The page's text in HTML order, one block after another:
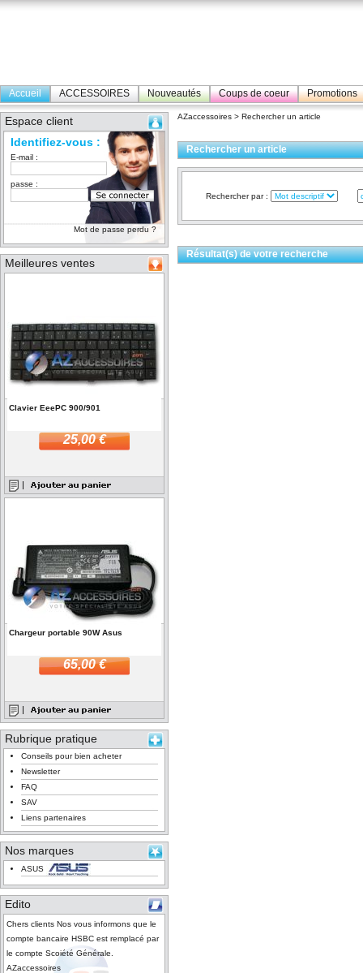
Accueil ACCESSOIRES Nouveautés Coups de coeur Promotions
Espace client
Identifiez-vous :
E-mail :
passe :
Mot de passe perdu ?
Meilleures ventes
Clavier EeePC 900/901
25,00 €
Chargeur portable 90W Asus
65,00 €
Rubrique pratique
Conseils pour bien acheter
Newsletter
FAQ
SAV
Liens partenaires
Nos marques
ASUS
Edito
Chers clients Nos vous informons que le
compte bancaire HSBC est remplacé par
le compte Scoiété Générale.
AZaccessoires
AZaccessoires > Rechercher un article
Rechercher un article
Rechercher par :
Résultat(s) de votre recherche